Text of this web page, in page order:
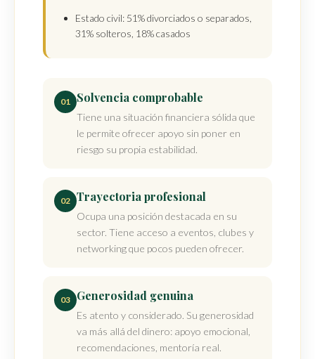
Estado civil: 51% divorciados o separados,
31% solteros, 18% casados
01 Solvencia comprobable
Tiene una situación financiera sólida que
le permite ofrecer apoyo sin poner en
riesgo su propia estabilidad.
02 Trayectoria profesional
Ocupa una posición destacada en su
sector. Tiene acceso a eventos, clubes y
networking que pocos pueden ofrecer.
03 Generosidad genuina
Es atento y considerado. Su generosidad
va más allá del dinero: apoyo emocional,
recomendaciones, mentoría real.